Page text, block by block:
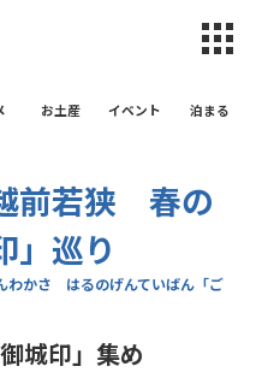
観光
お土産 イベント 泊まる
前若狭 春の
」巡り
城印」集め